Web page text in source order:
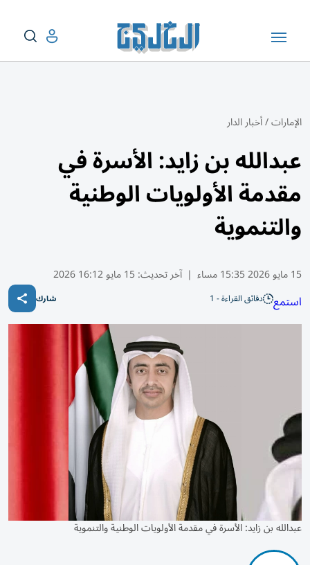
الإمارات/أخبار الدار
عبدالله بن زايد: الأسرة في
مقدمة الأولويات الوطنية
والتنموية
15 مايو 2026 15:35 مساء | آخر تحديث:15 مايو 16:12 2026
استمع دقائق القراءة - 1 شارك
عبدالله بن زايد: الأسرة في مقدمة الأولويات الوطنية والتنموية